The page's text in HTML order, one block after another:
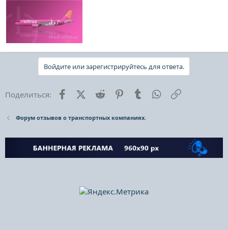
Войдите или зарегистрируйтесь для ответа.
Поделиться: FacebookX (Twitter)
Reddit PinterestTumblr WhatsApp
Форум отзывов о транспортных компаниях.